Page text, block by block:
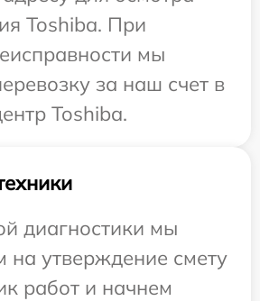
Toshiba. При
мы
за наш счет в
Toshiba.
диагностики мы
на утверждение смету
работ и начнем